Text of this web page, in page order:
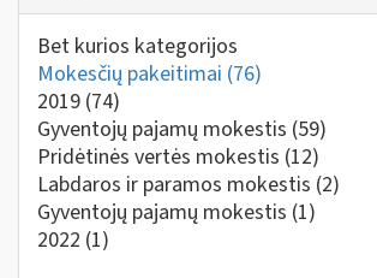
Bet kurios kategorijos
Mokesčių pakeitimai (76)
2019 (74)
Gyventojų pajamų mokestis (59)
Pridėtinės vertės mokestis (12)
Labdaros ir paramos mokestis (2)
Gyventojų pajamų mokestis (1)
2022 (1)